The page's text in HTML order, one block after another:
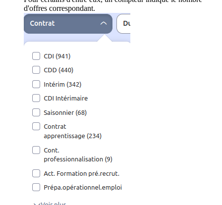
d'offres correspondant.